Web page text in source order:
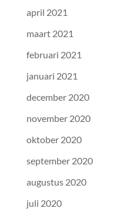
april 2021
maart 2021
februari 2021
januari 2021
december 2020
november 2020
oktober 2020
september 2020
augustus 2020
juli 2020